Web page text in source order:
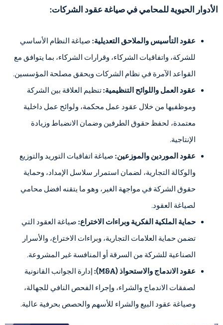
الأدوار الحيوية للمحامي في صياغة عقود الشركات:
عقود التأسيس والملاحق التعديلية: صياغة النظام الأساسي
للشركة، واتفاقيات الشركاء، وقرارات الشركاء، بما يتوافق مع
القواعد الآمرة في نظام الشركات ويحقق مصلحة المؤسسين.
عقود العمل واللوائح التنظيمية:تنظيم العلاقة بين الشركة
وموظفيها من خلال عقود عمل محكمة، ولوائح عمل داخلية
معتمدة، لحفظ حقوق الطرفين وضمان الانضباط وزيادة
الإنتاجية.
عقود الموردين والموزعين: صياغة اتفاقيات التوريد والتوزيع
والوكالة التجارية، لضمان استمرار سلاسل الإمداد، وحماية
حقوق الشركة في مواجهة الغير، وهو ما يتقنه افضل محامي
لصياغة العقود.
حماية الملكية الفكرية وبراءات الاختراع: صياغة العقود التي
تضمن حماية العلامات التجارية، وبراءات الاختراع، والأسرار
الصناعية للشركة من السرقة أو المنافسة غير المشروعة.
عقود الاندماج والاستحواذ (M&A):
إدارة الجوانب القانونية
لصفقات الاندماج والشراء، وإجراء الفحص النافي للجهالة،
وصياغة عقود البيع والشراء للأسهم والحصص بحرفية عالية.